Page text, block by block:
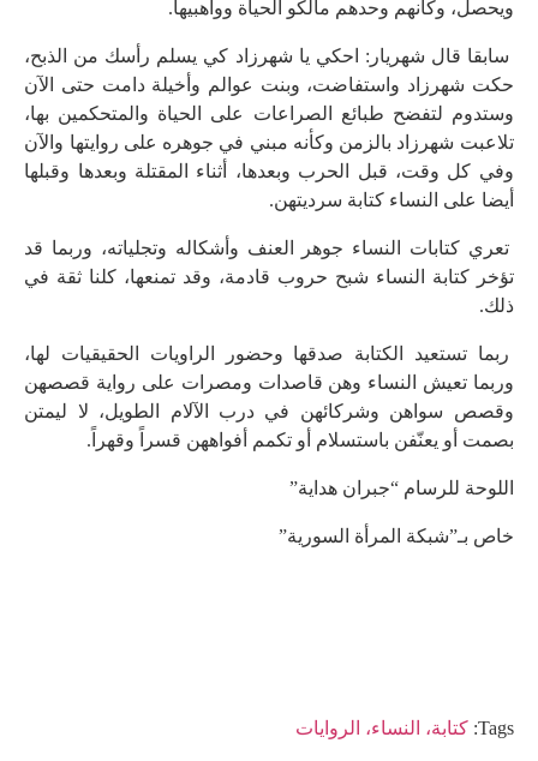
ويحصل، وكأنهم وحدهم مالكو الحياة وواهبيها.
سابقا قال شهريار: احكي يا شهرزاد كي يسلم رأسك من الذبح،
حكت شهرزاد واستفاضت، وبنت عوالم وأخيلة دامت حتى الآن
وستدوم لتفضح طبائع الصراعات على الحياة والمتحكمين بها،
تلاعبت شهرزاد بالزمن وكأنه مبني في جوهره على روايتها والآن
وفي كل وقت، قبل الحرب وبعدها، أثناء المقتلة وبعدها وقبلها
أيضا على النساء كتابة سرديتهن.
تعري كتابات النساء جوهر العنف وأشكاله وتجلياته، وربما قد
تؤخر كتابة النساء شبح حروب قادمة، وقد تمنعها، كلنا ثقة في
ذلك.
ربما تستعيد الكتابة صدقها وحضور الراويات الحقيقيات لها،
وربما تعيش النساء وهن قاصدات ومصرات على رواية قصصهن
وقصص سواهن وشركائهن في درب الآلام الطويل، لا ليمتن
بصمت أو يعنّفن باستسلام أو تكمم أفواههن قسراً وقهراً.
اللوحة للرسام “جبران هداية”
خاص بـ”شبكة المرأة السورية”
Tags: كتابة، النساء، الروايات